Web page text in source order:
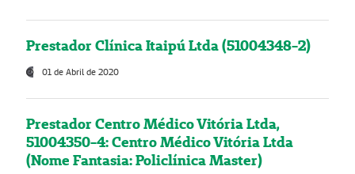
Prestador Clínica Itaipú Ltda (51004348-2)
01 de Abril de 2020
Prestador Centro Médico Vitória Ltda,
51004350-4: Centro Médico Vitória Ltda
(Nome Fantasia: Policlínica Master)